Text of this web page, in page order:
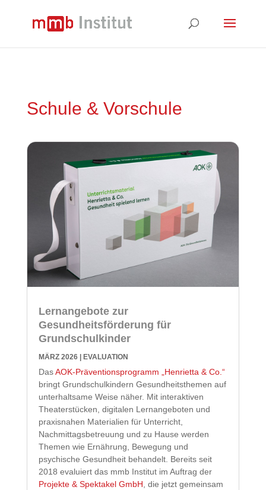
Schule & Vorschule
Lernangebote zur
Gesundheitsförderung für
Grundschulkinder
MÄRZ 2026| EVALUATION
DasAOK-Präventionsprogramm „Henrietta & Co.“
bringt Grundschulkindern Gesundheitsthemen auf
unterhaltsame Weise näher. Mit interaktiven
Theaterstücken, digitalen Lernangeboten und
praxisnahen Materialien für Unterricht,
Nachmittagsbetreuung und zu Hause werden
Themen wie Ernährung, Bewegung und
psychische Gesundheit behandelt. Bereits seit
2018 evaluiert das mmb Institut im Auftrag der
Projekte & Spektakel GmbH, die jetzt gemeinsam